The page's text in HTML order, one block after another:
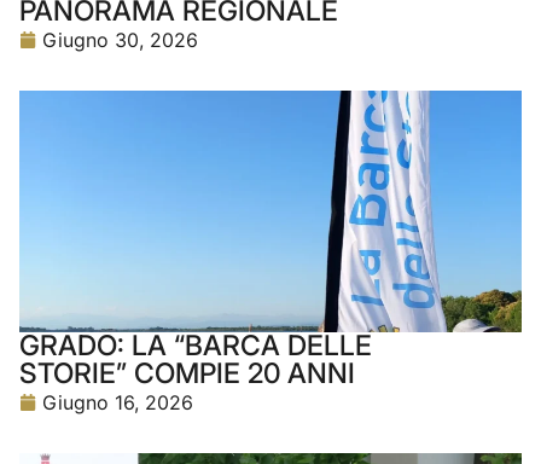
PANORAMA REGIONALE
Giugno 30, 2026
GRADO: LA “BARCA DELLE
STORIE” COMPIE 20 ANNI
Giugno 16, 2026